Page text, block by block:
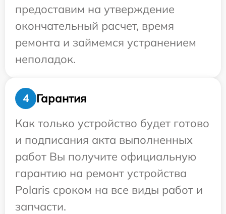
предоставим на утверждение
окончательный расчет, время
ремонта и займемся устранением
неполадок.
4
Гарантия
Как только устройство будет готово
и подписания акта выполненных
работ Вы получите официальную
гарантию на ремонт устройства
Polaris сроком на все виды работ и
запчасти.